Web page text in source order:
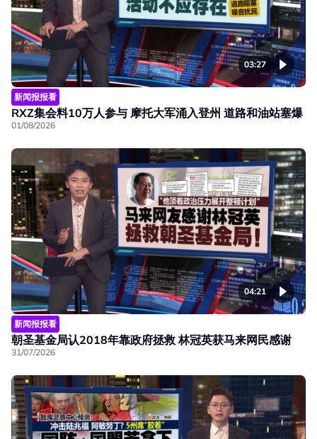
03:27
新闻报报看
RXZ集会料10万人参与 摩托大军涌入登州 道路和油站塞爆
01/08/2026
04:21
新闻报报看
朝圣基金局认2018年靠政府拯救 林冠英获马来网民感谢
31/07/2026